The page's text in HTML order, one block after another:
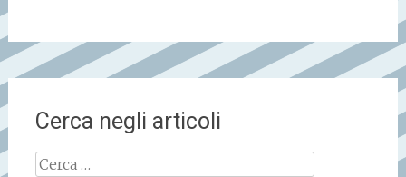
Cerca negli articoli
Ricerca